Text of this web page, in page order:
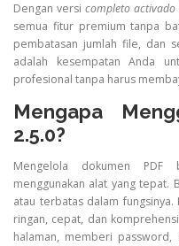
Dengan versicompleto activado
semua fitur premium tanpa
pembatasan jumlah file, dan
adalah kesempatan Anda
profesional tanpa harus
Mengapa
2.5.0?
Mengelola dokumen
menggunakan alat yang tepat.
atau terbatas dalam
ringan, cepat, dan
halaman, memberi password,